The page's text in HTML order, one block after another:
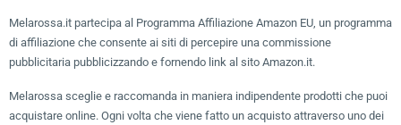
Melarossa.it partecipa al Programma Affiliazione Amazon EU, un programma
di affiliazione che consente ai siti di percepire una commissione
pubblicitaria pubblicizzando e fornendo link al sito Amazon.it.
Melarossa sceglie e raccomanda in maniera indipendente prodotti che puoi
acquistare online. Ogni volta che viene fatto un acquisto attraverso uno dei